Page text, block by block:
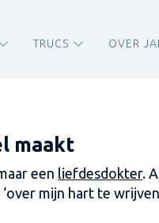
TRUCS OVER
maakt
een liefdesdokter.
mijn hart te